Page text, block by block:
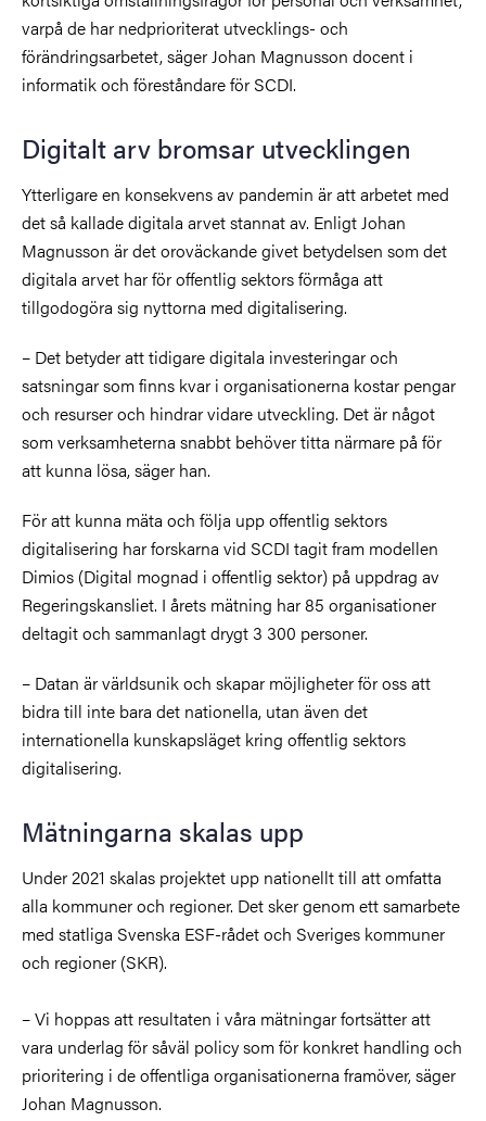
varpå de har nedprioriterat utvecklings- och
förändringsarbetet, säger Johan Magnusson docent i
informatik och föreståndare för SCDI.
Digitalt arv bromsar utvecklingen
Ytterligare en konsekvens av pandemin är att arbetet med
det så kallade digitala arvet stannat av. Enligt Johan
Magnusson är det oroväckande givet betydelsen som det
digitala arvet har för offentlig sektors förmåga att
tillgodogöra sig nyttorna med digitalisering.
– Det betyder att tidigare digitala investeringar och
satsningar som finns kvar i organisationerna kostar pengar
och resurser och hindrar vidare utveckling. Det är något
som verksamheterna snabbt behöver titta närmare på för
att kunna lösa, säger han.
För att kunna mäta och följa upp offentlig sektors
digitalisering har forskarna vid SCDI tagit fram modellen
Dimios (Digital mognad i offentlig sektor) på uppdrag av
Regeringskansliet. I årets mätning har 85 organisationer
deltagit och sammanlagt drygt 3 300 personer.
– Datan är världsunik och skapar möjligheter för oss att
bidra till inte bara det nationella, utan även det
internationella kunskapsläget kring offentlig sektors
digitalisering.
Mätningarna skalas upp
Under 2021 skalas projektet upp nationellt till att omfatta
alla kommuner och regioner. Det sker genom ett samarbete
med statliga Svenska ESF-rådet och Sveriges kommuner
och regioner (SKR).
– Vi hoppas att resultaten i våra mätningar fortsätter att
vara underlag för såväl policy som för konkret handling och
prioritering i de offentliga organisationerna framöver, säger
Johan Magnusson.